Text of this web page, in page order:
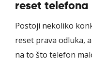
reset telefona
Postoji nekoliko
reset prava odluka,
na to što telefon